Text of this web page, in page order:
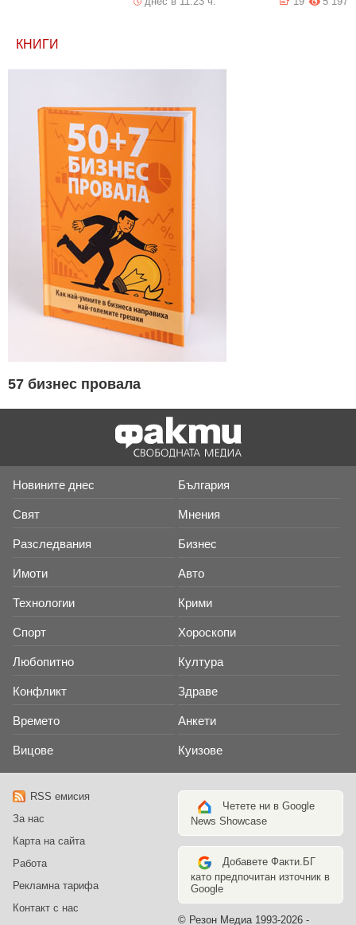
КНИГИ
57 бизнес провала
Новините днес България
Свят Мнения
Разследвания Бизнес
Имоти Авто
Технологии Крими
Спорт Хороскопи
Любопитно Култура
Конфликт Здраве
Времето Анкети
Вицове Куизове
RSS емисия
За нас
Карта на сайта
Работа
Рекламна тарифа
Контакт с нас
Четете ни в Google
News Showcase
Добавете Факти.БГ
като предпочитан източник в
Google
© Резон Медиа 1993-2026 -